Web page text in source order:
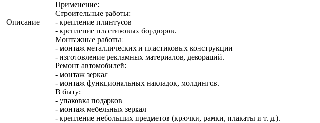
Описание
Применение:
Строительные работы:
- крепление плинтусов
- крепление пластиковых бордюров.
Монтажные работы:
- монтаж металлических и пластиковых конструкций
- изготовление рекламных материалов, декораций.
Ремонт автомобилей:
- монтаж зеркал
- монтаж функциональных накладок, молдингов.
В быту:
- упаковка подарков
- монтаж мебельных зеркал
- крепление небольших предметов (крючки, рамки, плакаты и т. д.).